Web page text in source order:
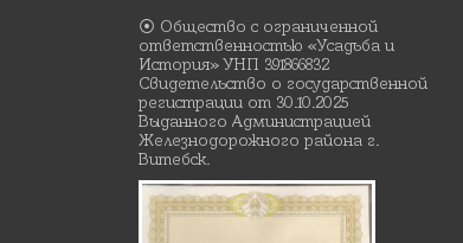
⦿ Общество с ограниченной
ответственностью «Усадьба и
История» УНП 391866832
Свидетельство о государственной
регистрации от 30.10.2025
Выданного Администрацией
Железнодорожного района г.
Витебск.